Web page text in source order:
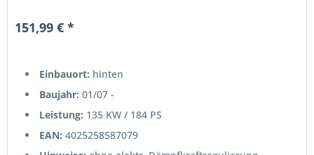
151,99 € *
Einbauort: hinten
Baujahr: 01/07 -
Leistung: 135 KW / 184 PS
EAN: 4025258587079